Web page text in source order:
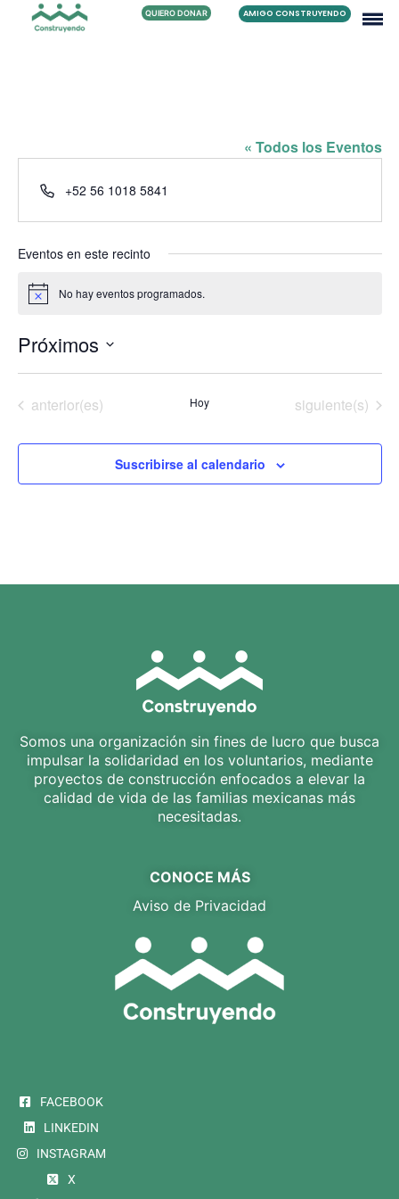
QUIERO DONAR AMIGO CONSTRUYENDO
« Todos los Eventos
Teléfono+52 56 1018 5841
Eventos en este recinto
Aviso No hay eventos programados.
Próximos
la
Eventos
anterior(es) Hoy Eventos
siguiente(s)
Suscribirse al calendario
Somos una organización sin fines de lucro que busca
impulsar la solidaridad en los voluntarios, mediante
proyectos de construcción enfocados a elevar la
calidad de vida de las familias mexicanas más
necesitadas.
CONOCE MÁS
Aviso de Privacidad
FACEBOOK
LINKEDIN
INSTAGRAM
X